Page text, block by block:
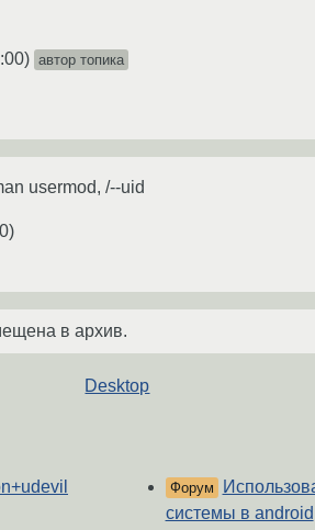
) автор топика
usermod, /--uid
)
в архив.
Desktop
Форум
системы в android